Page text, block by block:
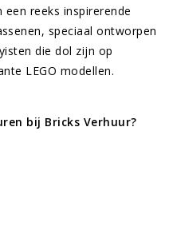
reeks inspirerende
speciaal ontworpen
die dol zijn op
LEGO modellen.
bij Bricks Verhuur?